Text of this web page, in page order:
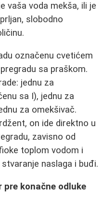
vaša voda mekša, ili je
slobodno
označenu cvetićem
sa praškom.
jednu za
sa I), jednu za
za omekšivač.
on ide direktno u
zavisno od
toplom vodom i
naslaga i buđi.
konačne odluke